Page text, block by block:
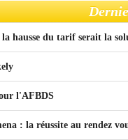
la hausse du tarif serait la
l'AFBDS
: la réussite au rendez